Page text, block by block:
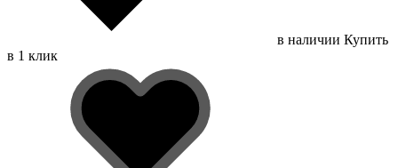
в наличии Купить
в 1 клик